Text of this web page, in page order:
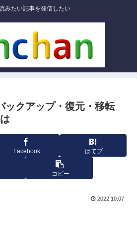
みたい記事を発信したい
クアップ・復元・移転
Facebook はてブ
コピー
2022.10.07